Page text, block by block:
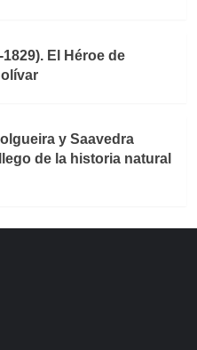
El Héroe de
y Saavedra
de la historia natural